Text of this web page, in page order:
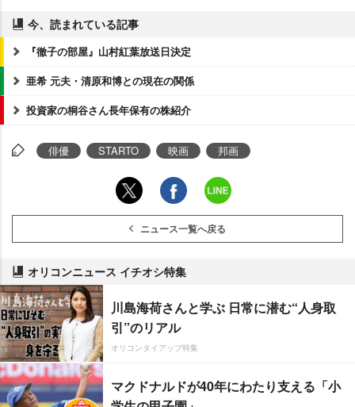
今、読まれている記事
『徹子の部屋』山村紅葉放送日決定
亜希 元夫・清原和博との現在の関係
投資家の桐谷さん長年保有の株紹介
俳優 STARTO 映画 邦画
ニュース一覧へ戻る
オリコンニュース イチオシ特集
川島海荷さんと学ぶ 日常に潜む“人身取
引”のリアル
オリコンタイアップ特集
マクドナルドが40年にわたり支える「小